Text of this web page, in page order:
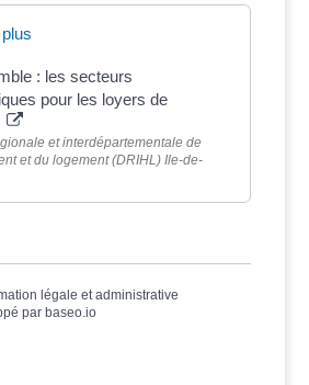
: les secteurs
pour les loyers de
et interdépartementale de
et du logement (DRIHL) Ile-de-
légale et administrative
par baseo.io